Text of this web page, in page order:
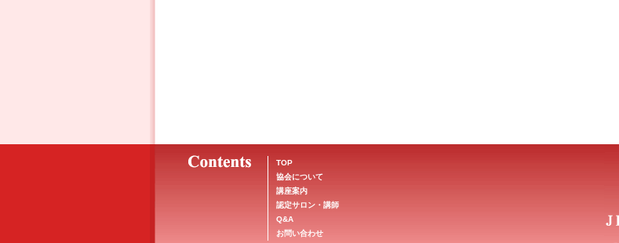
TOP
協会について
講座案内
認定サロン・講師
Q&A
お問い合わせ